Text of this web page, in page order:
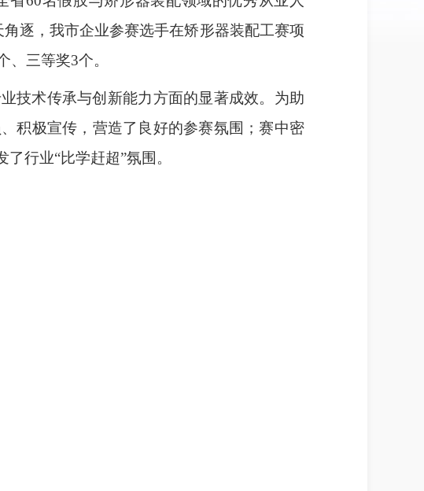
逐，我市企业参赛选手在矫形器装配工赛项
三等奖3个。
技术传承与创新能力方面的显著成效。为助
积极宣传，营造了良好的参赛氛围；赛中密
行业“比学赶超”氛围。